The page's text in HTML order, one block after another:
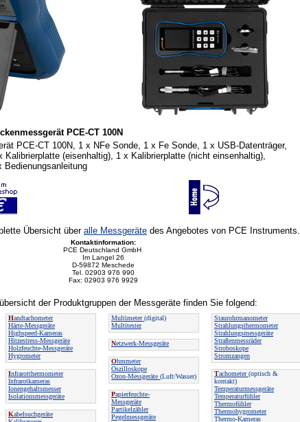
PCE-CT 100N
PCE-CT 100N, 1 x NFe Sonde, 1 x Fe Sonde, 1 x USB-Datenträger,
Kalibrierplatte (eisenhaltig), 1 x Kalibrierplatte (nicht einsenhaltig),
Übersicht überalle Messgeräte des Angebotes von PCE Instruments.
Kontaktinformation:
PCE Deutschland GmbH
Im Langel 26
D-59872 Meschede
Tel. 02903 976 990
Fax: 02903 976 9929
der Produktgruppen der Messgeräte finden Sie folgend:
Handtachometer
Härte-Messgeräte
Highspeed-Kameras
Hitzestress-Messgeräte
Holzfeuchte-Messgeräte
Hygrometer
Infrarotthermometer
Infrarotkameras
Ionengehaltsmesser
Isolationsmessgeräte
Kabelsuchgeräte
Multimeter(digital)
Multitester
Netzwerk-Messgeräte
Ohmmeter
Oszilloskope
Ozon-Messgeräte (Luft/Wasser)
Papierfeuchte-
Messgeräte
Partikelzähler
Pegelmessgeräte
Staurohrmanometer
Strahlungsthermometer
Strahlungsmessgeräte
Straßenmessräder
Stroboskope
Stromzangen
Tachometer(optisch &
kontakt)
Temperaturmessgeräte
Temperaturfühler
Thermofühler
Thermohygrometer
Thermo-Kameras